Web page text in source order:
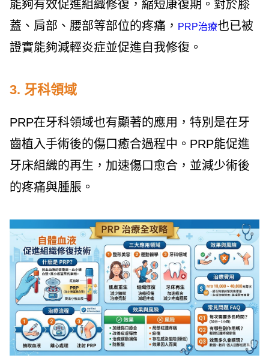
能夠有效促進組織修復，縮短康復期。對於膝
蓋、肩部、腰部等部位的疼痛， PRP治療也已被
證實能夠減輕炎症並促進自我修復。
3. 牙科領域
PRP在牙科領域也有顯著的應用，特別是在牙
齒植入手術後的傷口癒合過程中。PRP能促進
牙床組織的再生，加速傷口愈合，並減少術後
的疼痛與腫脹。